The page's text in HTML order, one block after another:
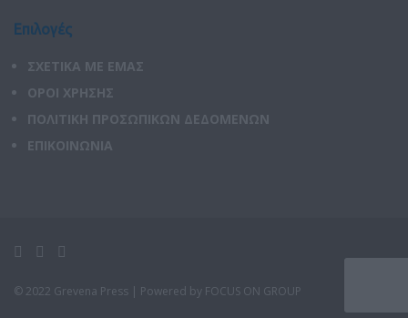
Επιλογές
ΣΧΕΤΙΚΑ ΜΕ ΕΜΑΣ
ΟΡΟΙ ΧΡΗΣΗΣ
ΠΟΛΙΤΙΚΗ ΠΡΟΣΩΠΙΚΩΝ ΔΕΔΟΜΕΝΩΝ
ΕΠΙΚΟΙΝΩΝΙΑ
© 2022 Grevena Press | Powered by FOCUS ON GROUP